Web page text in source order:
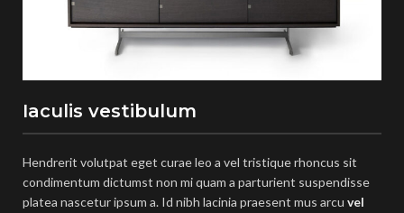
Iaculis vestibulum
Hendrerit volutpat eget curae leo a vel tristique rhoncus sit
condimentum dictumst non mi quam a parturient suspendisse
platea nascetur ipsum a. Id nibh lacinia praesent mus arcu vel